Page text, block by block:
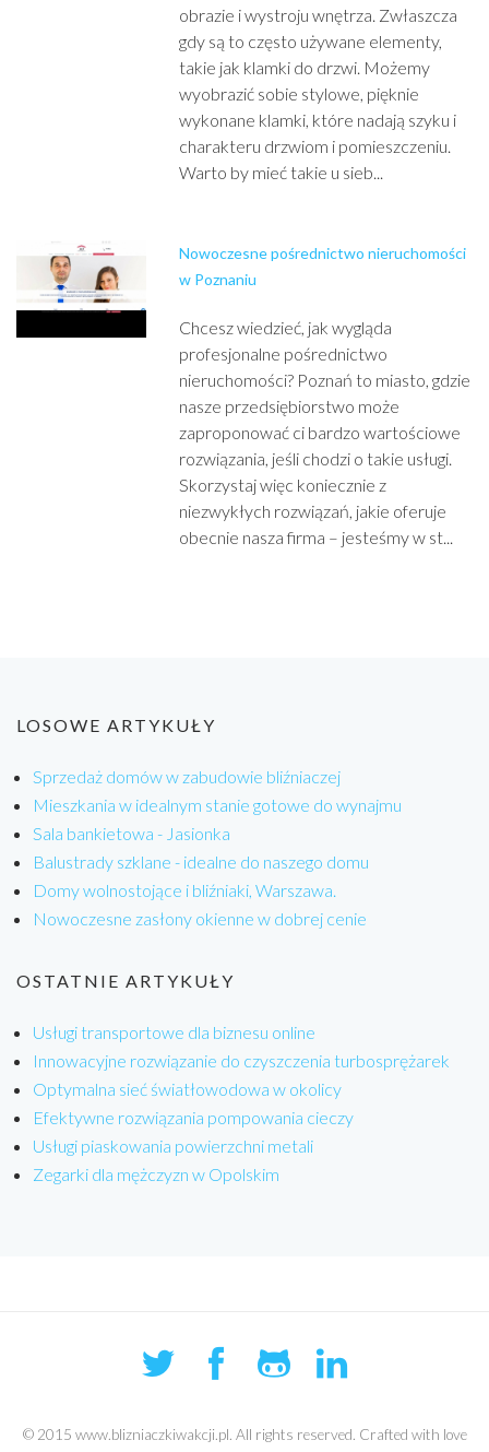
obrazie i wystroju wnętrza. Zwłaszcza
gdy są to często używane elementy,
takie jak klamki do drzwi. Możemy
wyobrazić sobie stylowe, pięknie
wykonane klamki, które nadają szyku i
charakteru drzwiom i pomieszczeniu.
Warto by mieć takie u sieb...
Nowoczesne pośrednictwo nieruchomości
w Poznaniu
Chcesz wiedzieć, jak wygląda
profesjonalne pośrednictwo
nieruchomości? Poznań to miasto, gdzie
nasze przedsiębiorstwo może
zaproponować ci bardzo wartościowe
rozwiązania, jeśli chodzi o takie usługi.
Skorzystaj więc koniecznie z
niezwykłych rozwiązań, jakie oferuje
obecnie nasza firma – jesteśmy w st...
LOSOWE ARTYKUŁY
Sprzedaż domów w zabudowie bliźniaczej
Mieszkania w idealnym stanie gotowe do wynajmu
Sala bankietowa - Jasionka
Balustrady szklane - idealne do naszego domu
Domy wolnostojące i bliźniaki, Warszawa.
Nowoczesne zasłony okienne w dobrej cenie
OSTATNIE ARTYKUŁY
Usługi transportowe dla biznesu online
Innowacyjne rozwiązanie do czyszczenia turbosprężarek
Optymalna sieć światłowodowa w okolicy
Efektywne rozwiązania pompowania cieczy
Usługi piaskowania powierzchni metali
Zegarki dla mężczyzn w Opolskim
© 2015 www.blizniaczkiwakcji.pl. All rights reserved. Crafted with love